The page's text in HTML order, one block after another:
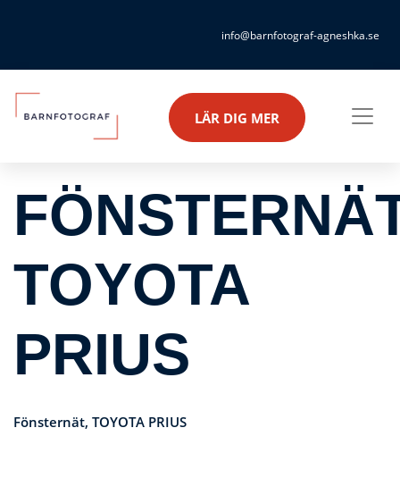
info@barnfotograf-agneshka.se
LÄR DIG MER
TOYOTA
PRIUS
Fönsternät, TOYOTA PRIUS